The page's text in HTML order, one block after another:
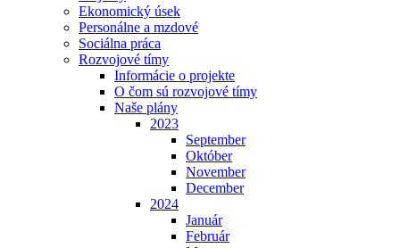
Ekonomický úsek
Personálne a mzdové
Sociálna práca
Rozvojové tímy
Informácie o projekte
O čom sú rozvojové tímy
Naše plány
2023
September
Október
November
December
2024
Január
Február